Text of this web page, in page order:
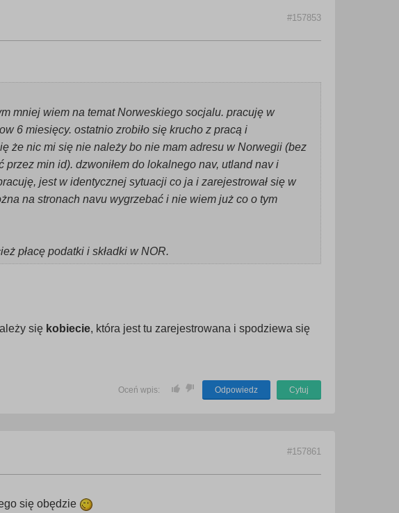
#157853
mniej wiem na temat Norweskiego socjalu. pracuję w
6 miesięcy. ostatnio zrobiło się krucho z pracą i
że nic mi się nie należy bo nie mam adresu w Norwegii (bez
min id). dzwoniłem do lokalnego nav, utland nav i
jest w identycznej sytuacji co ja i zarejestrował się w
na stronach navu wygrzebać i nie wiem już co o tym
płacę podatki i składki w NOR.
się kobiecie, która jest tu zarejestrowana i spodziewa się
Oceń wpis: Odpowiedz Cytuj
#157861
się obędzie